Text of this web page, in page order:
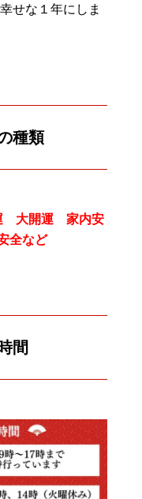
せな１年にしま
種類
大開運 家内安
全など
間